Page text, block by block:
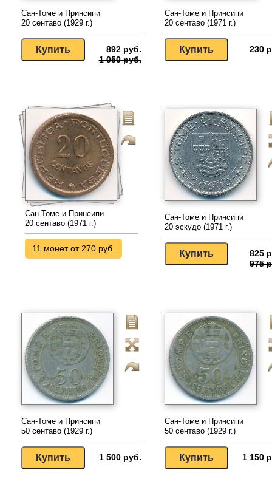
Сан-Томе и Принсипи
20 сентаво (1929 г.)
892 руб.
1 050 руб.
Сан-Томе и Принсипи
20 сентаво (1971 г.)
230
Сан-Томе и Принсипи
20 сентаво (1971 г.)
11 монет от 270 руб.
Сан-Томе и Принсипи
20 эскудо (1971 г.)
825
975
Сан-Томе и Принсипи
50 сентаво (1929 г.)
1 500 руб.
Сан-Томе и Принсипи
50 сентаво (1929 г.)
1 150